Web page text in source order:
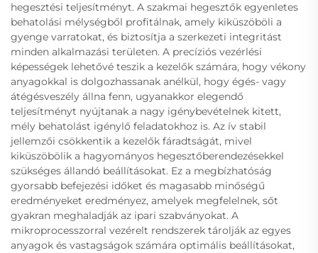
hegesztési teljesítményt. A szakmai hegesztők egyenletes
behatolási mélységből profitálnak, amely kiküszöböli a
gyenge varratokat, és biztosítja a szerkezeti integritást
minden alkalmazási területen. A precíziós vezérlési
képességek lehetővé teszik a kezelők számára, hogy vékony
anyagokkal is dolgozhassanak anélkül, hogy égés- vagy
átégésveszély állna fenn, ugyanakkor elegendő
teljesítményt nyújtanak a nagy igénybevételnek kitett,
mély behatolást igénylő feladatokhoz is. Az ív stabil
jellemzői csökkentik a kezelők fáradtságát, mivel
kiküszöbölik a hagyományos hegesztőberendezésekkel
szükséges állandó beállításokat. Ez a megbízhatóság
gyorsabb befejezési időket és magasabb minőségű
eredményeket eredményez, amelyek megfelelnek, sőt
gyakran meghaladják az ipari szabványokat. A
mikroprocesszorral vezérelt rendszerek tárolják az egyes
anyagok és vastagságok számára optimális beállításokat,